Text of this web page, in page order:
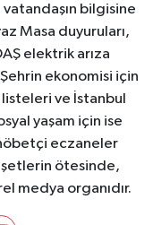
bilgisine
Masa duyuruları,
elektrik arıza
ekonomisi için
listeleri ve İstanbul
yaşam için ise
eczaneler
ötesinde,
medya organıdır.